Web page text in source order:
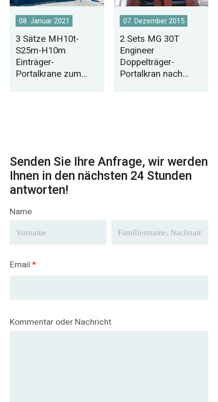
08. Januar 2021
3 Sätze MH10t-
S25m-H10m
Einträger-
Portalkrane zum
07. Dezember 2015
2 Sets MG 30T
Engineer
Doppelträger-
Portalkran nach
Senden Sie Ihre Anfrage, wir werden
Ihnen in den nächsten 24 Stunden
antworten!
Name
Email *
Kommentar oder Nachricht